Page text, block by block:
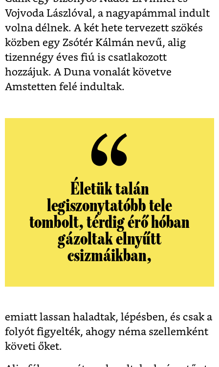
Vojvoda Lászlóval, a nagyapámmal indult
volna délnek. A két hete tervezett szökés
közben egy Zsótér Kálmán nevű, alig
tizennégy éves fiú is csatlakozott
hozzájuk. A Duna vonalát követve
Amstetten felé indultak.
Életük talán
legiszonytatóbb tele
tombolt, térdig érő hóban
gázoltak elnyűtt
csizmáikban,
emiatt lassan haladtak, lépésben, és csak a
folyót figyelték, ahogy néma szellemként
követi őket.